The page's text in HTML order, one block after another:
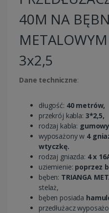
40M NA
3x2,5
Dane techniczne:
długość: 40 metrów,
przekrój kabla: 3*2,5,
rodzaj kabla: gumowy
wyposażony w 4
wtyczkę.
rodzaj gniazda: 4 x
uziemienie: poprzez
bęben: TRIANGA
stelaż,
bęben posiada
przedłużacz